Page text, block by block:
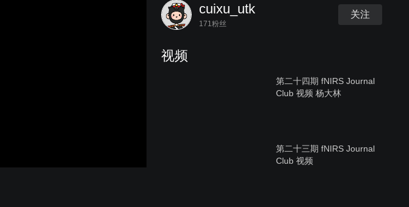
cuixu_utk
171粉丝
关注
视频
第二十四期 fNIRS Journal
Club 视频 杨大林
第二十三期 fNIRS Journal
Club 视频